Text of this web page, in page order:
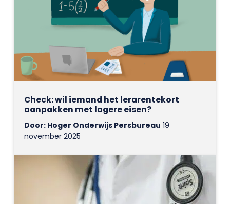
Check: wil iemand het lerarentekort
aanpakken met lagere eisen?
Door: Hoger Onderwijs Persbureau 19
november 2025